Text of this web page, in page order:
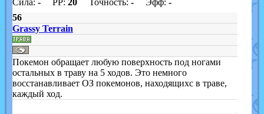
Сила: -PP: 20Точность: -Эфф: -
56
Grassy Terrain
Покемон обращает любую поверхность под ногами
остальных в траву на 5 ходов. Это немного
восстанавливает ОЗ покемонов, находящихс в траве,
каждый ход.